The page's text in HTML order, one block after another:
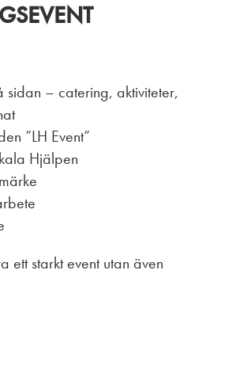
– catering, aktiviteter,
”LH Event”
Hjälpen
ett starkt event utan även